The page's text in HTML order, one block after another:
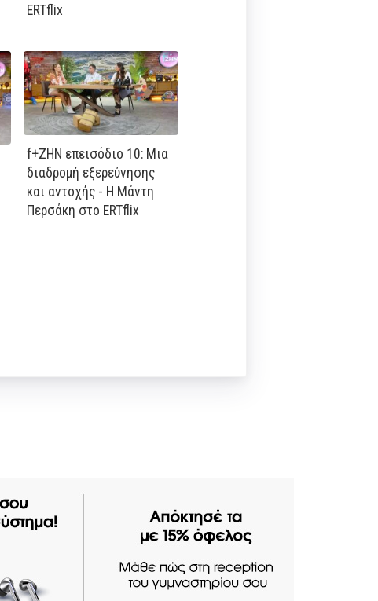
ERTflix
f+ΖΗΝ επεισόδιο 10: Μια
διαδρομή εξερεύνησης
και αντοχής - Η Μάντη
Περσάκη στο ERTflix